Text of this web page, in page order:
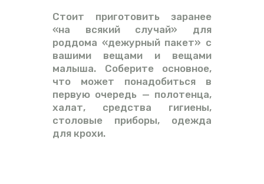
Стоит приготовить заранее
«на всякий случай» для
роддома «дежурный пакет» с
вашими вещами и вещами
малыша. Соберите основное,
что может понадобиться в
первую очередь — полотенца,
халат, средства гигиены,
столовые приборы, одежда
для крохи.